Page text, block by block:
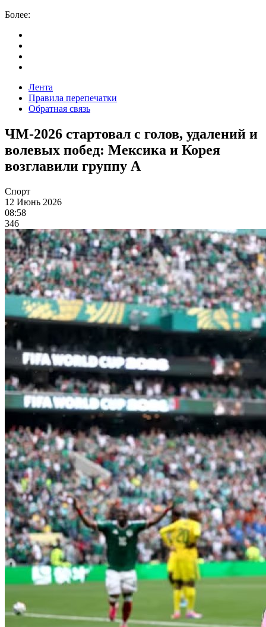
Более:
Лента
Правила перепечатки
Обратная связь
ЧМ-2026 стартовал с голов, удалений и
волевых побед: Мексика и Корея
возглавили группу А
Спорт
12 Июнь 2026
08:58
346